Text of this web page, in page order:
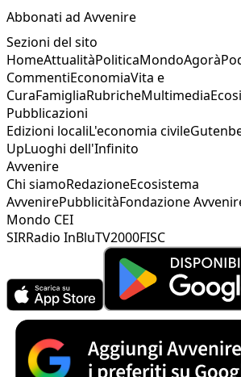
Abbonati ad Avvenire
Sezioni del sito
HomeAttualitàPoliticaMondoAgorà
CommentiEconomiaVita e
CuraFamigliaRubricheMultimedia
Pubblicazioni
Edizioni localiL'economia civile
UpLuoghi dell'Infinito
Avvenire
Chi siamoRedazioneEcosistema
AvvenirePubblicitàFondazione
Mondo CEI
SIRRadio InBluTV2000FISC